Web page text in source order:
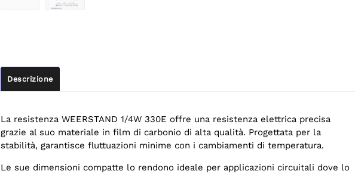
Descrizione
La resistenza WEERSTAND 1/4W 330E offre una resistenza elettrica precisa
grazie al suo materiale in film di carbonio di alta qualità. Progettata per la
stabilità, garantisce fluttuazioni minime con i cambiamenti di temperatura.
Le sue dimensioni compatte lo rendono ideale per applicazioni circuitali dove lo